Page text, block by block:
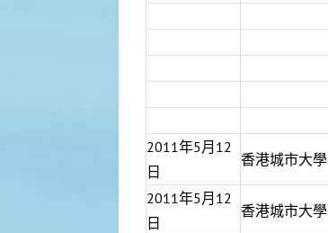
2011年5月12
日
香港城市大學
2011年5月12
日
香港城市大學